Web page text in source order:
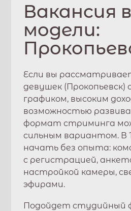
Вакансия
модели:
Если вы
девушек (Прокопьевск)
графиком, высоким
возможностью
формат стриминга
сильным вариантом. В
начать без опыта:
с регистрацией,
настройкой камеры,
эфирами.
Подойдет студийный